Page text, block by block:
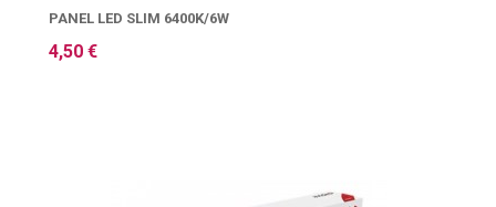
PANEL LED SLIM 6400K/6W
4,50 €